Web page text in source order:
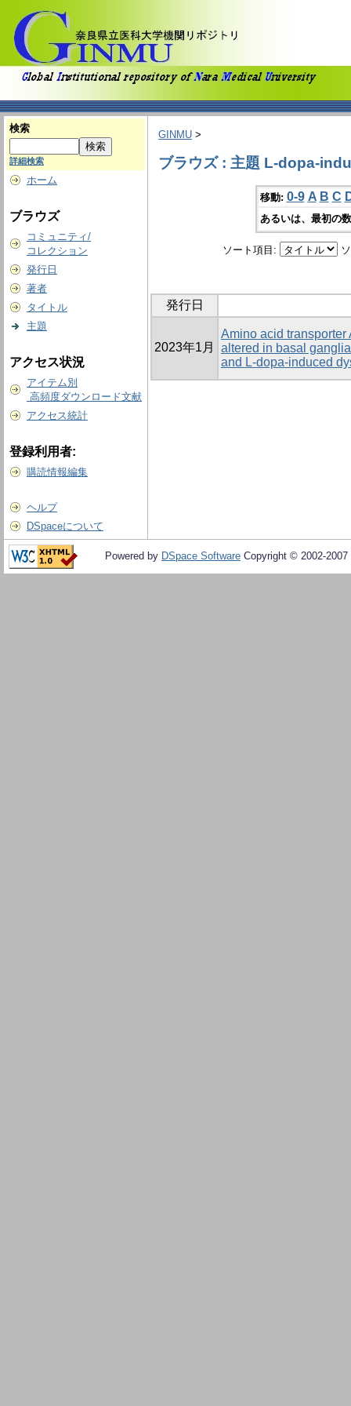
検索
詳細検索
ホーム
ブラウズ
コミュニティ/
コレクション
発行日
著者
タイトル
主題
アクセス状況
アイテム別
高頻度ダウンロード文献
アクセス統計
登録利用者:
購読情報編集
ヘルプ
DSpaceについて
GINMU >
ブラウズ : 主題 L-dopa-
移動: 0-9 A B C
あるいは、最初の
ソート項目:
発行日
2023年1月
Amino acid
altered in basal
and L-dopa-induced
Powered by DSpace Software Copyright © 2002-2007